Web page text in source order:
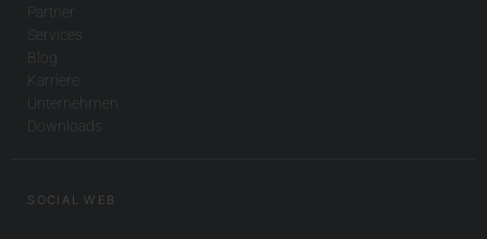
Partner
Services
Blog
Karriere
Unternehmen
Downloads
SOCIAL WEB